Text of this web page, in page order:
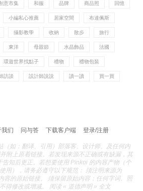
意市集 和服 品牌 商品照 回憶
小編私心推薦 居家空間 布達佩斯
攝影教學 收納 散步 旅行
東洋 母親節 水晶飾品 法國
環遊世界找點子 禮物 禮物包裝
訪談 設計師說說 讀一讀 買一買
我们 问与答 下载客户端 登录/注册
（如：翻译、引用）部落客、设计师、及任何内
附上原着链接。若发现来源不正确或有缺漏，其
告知后更正。若想要使用 Pinkoi 的内容产物（个
用），请务必遵守以下规范： 须注明来源为
容的原始链接。 须保留原始内容；任何字词、照
得修改或增减。 阅读 « 道德声明 » 全文